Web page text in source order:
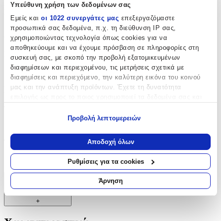
Υπεύθυνη χρήση των δεδομένων σας
Εμείς και οι 1022 συνεργάτες μας επεξεργαζόμαστε
προσωπικά σας δεδομένα, π.χ. τη διεύθυνση IP σας,
χρησιμοποιώντας τεχνολογία όπως cookies για να
αποθηκεύουμε και να έχουμε πρόσβαση σε πληροφορίες στη
συσκευή σας, με σκοπό την προβολή εξατομικευμένων
διαφημίσεων και περιεχομένου, τις μετρήσεις σχετικά με
διαφημίσεις και περιεχόμενο, την καλύτερη εικόνα του κοινού
μας και την ανάπτυξη προϊόντων. Έχετε τη δυνατότητα
Να συλλέξουμε πληροφορίες σχετικά με τη γεωγραφική
σας τοποθεσία, οι οποίες μπορεί να είναι ακριβείς σε
απόσταση μερικών μέτρων
Να αναγνωρίσουμε τη συσκευή σας σαρώνοντας ενεργά
για συγκεκριμένα χαρακτηριστικά (δακτυλικό αποτύπωμα)
Μάθετε περισσότερα σχετικά με τον τρόπο επεξεργασίας των
προσωπικών σας δεδομένων και καθορίστε τις προτιμήσεις σας
στηνενότητα “Λεπτομέρειες”
ανακαλέσετε τη συγκατάθεσή σας ανά πάσα στιγμή από τη
Προβολή λεπτομερειών
Αποδοχή όλων
Ρυθμίσεις για τα cookies
Άρνηση
Δημοτικού. Χωρητικότητα: 27 lt. Υ. 41cm | Μ. 31cm | Π. 22cm
Χαρακτηριστικά
Κατασκευαστής
Polo
Βασικά Χαρακτηριστικά
Γυμνασίου - Λυκείου
Χαρακτηριστικά
+